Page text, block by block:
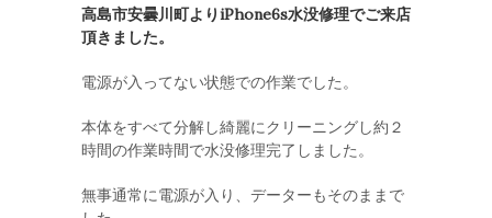
高島市安曇川町よりiPhone6s水没修理でご来店
頂きました。
電源が入ってない状態での作業でした。
本体をすべて分解し綺麗にクリーニングし約２
時間の作業時間で水没修理完了しました。
無事通常に電源が入り、データーもそのままで